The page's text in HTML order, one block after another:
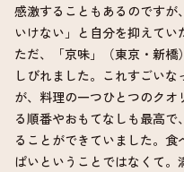
感激することもあるのです
いけない」と自分を抑えてい
ただ、「京味」（東京・新橋
しびれました。これすごい
が、料理の一つひとつのク
る順番やおもてなしも最高
ることができていました。
ぱいということではなくて